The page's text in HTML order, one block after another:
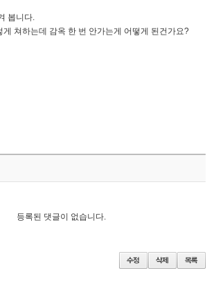
봅니다.
게 쳐하는데 감옥 한 번 안가는게 어떻게 된건가요?
등록된 댓글이 없습니다.